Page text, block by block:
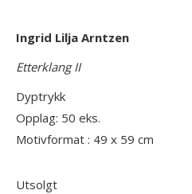
Ingrid Lilja Arntzen
Etterklang II
Dyptrykk
Opplag: 50 eks.
Motivformat : 49 x 59 cm
Utsolgt